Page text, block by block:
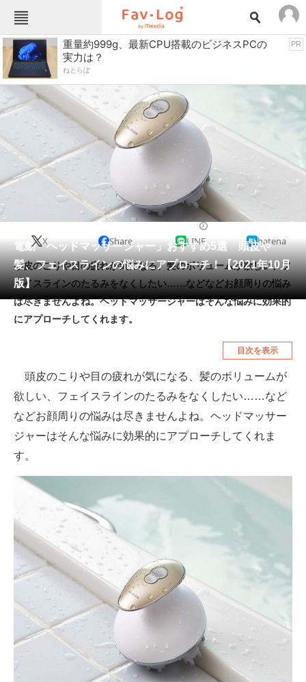
Fav-Logカテゴリー一覧
TOP
インテリア・収納 おもちゃ・ホビー
カメラ キッチン家電
ゲーム
コンテンツ・サービス スイーツ・お菓子
スポーツ・レジャー スマホ・携帯電話
ファッション
ペット 家電
工具・DIY 本・DVD・CD
生活家電 生活用品
空調・季節家電
釣り具・釣り用品 食品・飲料・お酒
メディア
ITの今と未来を見通す
スマホと通信の最新トレンド
進化するPCとデバイスの未来
好きが集まる 比べて選べる
ビジネスと働き方のヒント
AI活用のいまが分かる
企業ITのトレンドを詳説
重量約999g、最新CPU搭載のビジネスPCの
実力は？
ねとらぼ
PR
電動「ヘッドマッサージャー」おすすめ5選 頭皮や
髪、フェイスラインの悩みにアプローチ！【2021年10月
版】
X Share LINE hatena
頭皮のこりや目の疲れが気になる、髪のボリュームが欲しい、フ
ェイスラインのたるみをなくしたい……などなどお顔周りの悩み
は尽きませんよね。ヘッドマッサージャーはそんな悩みに効果的
にアプローチしてくれます。
目次を表示
頭皮のこりや目の疲れが気になる、髪のボリュームが
欲しい、フェイスラインのたるみをなくしたい……など
などお顔周りの悩みは尽きませんよね。ヘッドマッサー
ジャーはそんな悩みに効果的にアプローチしてくれま
す。